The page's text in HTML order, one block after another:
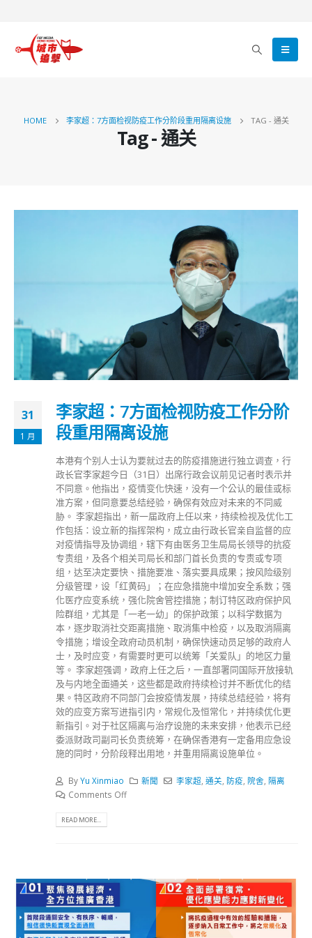
HOME 李家超：7方面检视防疫工作分阶段重用隔离设施 TAG - 通关
Tag - 通关
31
1 月
李家超：7方面检视防疫工作分阶
段重用隔离设施
本港有个别人士认为要就过去的防疫措施进行独立调查，行
政长官李家超今日（31日）出席行政会议前见记者时表示并
不同意。他指出，疫情变化快速，没有一个公认的最佳或标
准方案，但同意要总结经验，确保有效应对未来的不同威
胁。 李家超指出，新一届政府上任以来，持续检视及优化工
作包括：设立新的指挥架构，成立由行政长官亲自监督的应
对疫情指导及协调组，辖下有由医务卫生局局长领导的抗疫
专责组，及各个相关司局长和部门首长负责的专责或专项
组，达至决定要快、措施要准、落实要具成果；按风险级别
分级管理，设「红黄码」；在应急措施中增加安全系数；强
化医疗应变系统，强化院舍管控措施；制订特区政府保护风
险群组，尤其是「一老一幼」的保护政策；以科学数据为
本，逐步取消社交距离措施、取消集中检疫，以及取消隔离
令措施；增设全政府动员机制，确保快速动员足够的政府人
士，及时应变，有需要时更可以统筹「关爱队」的地区力量
等。 李家超强调，政府上任之后，一直部署同国际开放接轨
及与内地全面通关，这些都是政府持续检讨并不断优化的结
果。特区政府不同部门会按疫情发展，持续总结经验，将有
效的应变方案写进指引内，常规化及恒常化，并持续优化更
新指引。对于社区隔离与治疗设施的未来安排，他表示已经
委派财政司副司长负责统筹，在确保香港有一定备用应急设
施的同时，分阶段释出用地，并重用隔离设施单位。
ByYu Xinmiao 新聞 李家超 ,通关 防疫 院舍 隔离
Comments Off
READ MORE...